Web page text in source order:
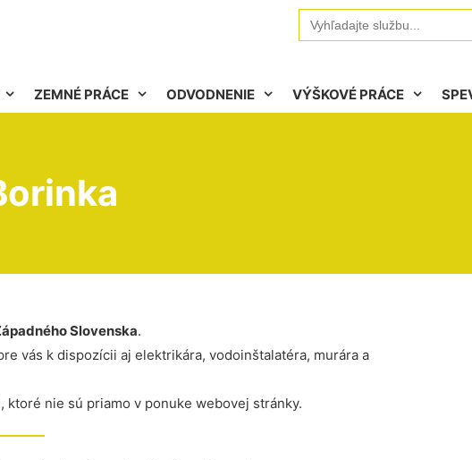
Search
for:
ZEMNÉ PRÁCE ODVODNENIE VÝŠKOVÉ PRÁCE
Slovenska.
vás k dispozícii aj elektrikára, vodoinštalatéra, murára a
nie sú priamo v ponuke webovej stránky.